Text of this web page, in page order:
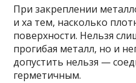
При закреплении
и ха тем, насколько
поверхности. Нельзя
прогибая металл, но и
допустить нельзя —
герметичным.